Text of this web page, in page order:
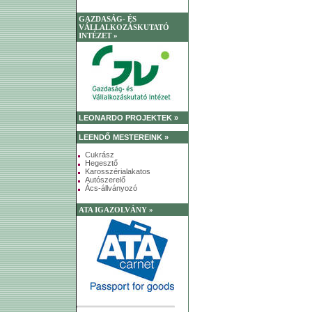
GAZDASÁG- ÉS
VÁLLALKOZÁSKUTATÓ
INTÉZET »
LEONARDO PROJEKTEK »
LEENDŐ MESTEREINK »
Cukrász
Hegesztő
Karosszérialakatos
Autószerelő
Ács-állványozó
ATA IGAZOLVÁNY »